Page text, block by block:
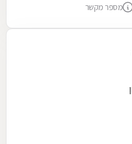
מספר מקשר